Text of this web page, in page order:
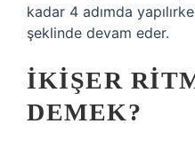
kadar 4 adımda
şeklinde devam eder.
İKIŞER
DEMEK?